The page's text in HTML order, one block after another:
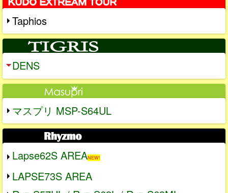
Taphios
DENS
マスプリ MSP-S64UL
Lapse62S AREANEW!
LAPSE73S AREA